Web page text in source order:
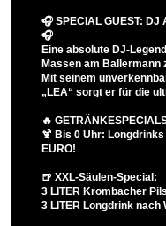
🎧 SPECIAL GUEST: DJ
🎧
Eine absolute DJ-
Massen am Ballermann
Mit seinem
„LEA“ sorgt er für die
🔥
🍹 Bis 0 Uhr:
EURO!
🍺 XXL-Säulen-Special:
3 LITER Krombacher
3 LITER Longdrink nach